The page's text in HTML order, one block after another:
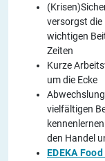
versorgst die
wichtigen
Zeiten
Kurze
um die Ecke
vielfältigen
den Handel
EDEKA